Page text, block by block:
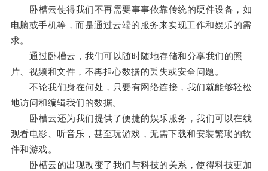
卧槽云使得我们不再需要事事依靠传统的硬件设备，如
电脑或手机等，而是通过云端的服务来实现工作和娱乐的需
求。
通过卧槽云，我们可以随时随地存储和分享我们的照
片、视频和文件，不再担心数据的丢失或安全问题。
不论我们身在何处，只要有网络连接，我们就能够轻松
地访问和编辑我们的数据。
卧槽云还为我们提供了便捷的娱乐服务，我们可以在线
观看电影、听音乐，甚至玩游戏，无需下载和安装繁琐的软
件和游戏。
卧槽云的出现改变了我们与科技的关系，使得科技更加